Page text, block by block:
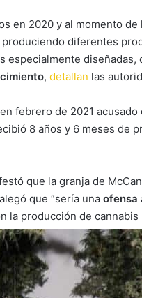
en 2020 y al momento de
produciendo diferentes
diseñadas,
, detallan las
febrero de 2021
8 años y 6 meses de
que la granja de
que “sería una ofensa
la producción de cannabis